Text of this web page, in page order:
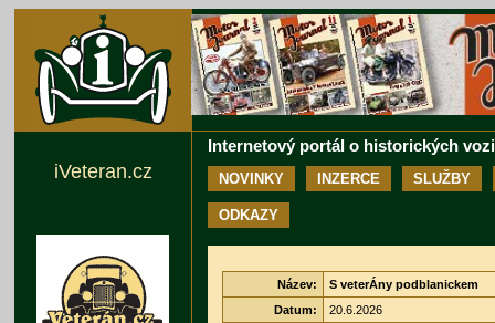
Internetový portál o historických
NOVINKY INZERCE SLUŽBY
ODKAZY
Název:
S veterÁny podblanickem
Datum:
20.6.2026
iVeteran.cz